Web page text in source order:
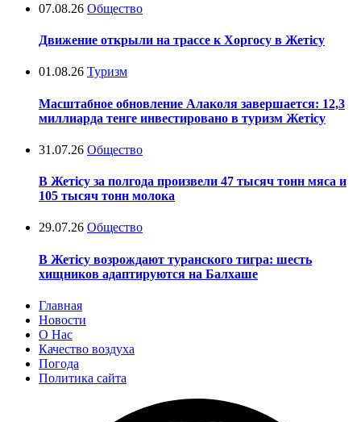
07.08.26 Общество
Движение открыли на трассе к Хоргосу в Жетісу
01.08.26 Туризм
Масштабное обновление Алаколя завершается: 12,3
миллиарда тенге инвестировано в туризм Жетісу
31.07.26 Общество
В Жетісу за полгода произвели 47 тысяч тонн мяса и
105 тысяч тонн молока
29.07.26 Общество
В Жетісу возрождают туранского тигра: шесть
хищников адаптируются на Балхаше
Главная
Новости
О Нас
Качество воздуха
Погода
Политика сайта